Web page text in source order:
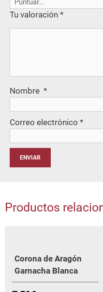
Tu valoración *
Nombre *
Correo electrónico *
Productos
Corona de Aragón
Garnacha Blanca